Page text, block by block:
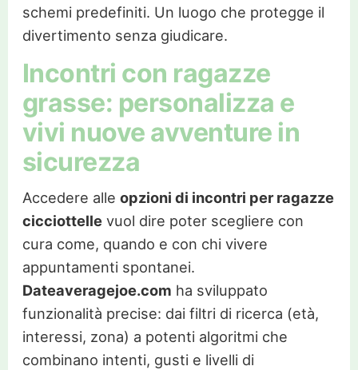
schemi predefiniti. Un luogo che protegge il
divertimento senza giudicare.
Incontri con ragazze
grasse: personalizza e
vivi nuove avventure in
sicurezza
Accedere alle opzioni di incontri per ragazze
cicciottellevuol dire poter scegliere con
cura come, quando e con chi vivere
appuntamenti spontanei.
Dateaveragejoe.com ha sviluppato
funzionalità precise: dai filtri di ricerca (età,
interessi, zona) a potenti algoritmi che
combinano intenti, gusti e livelli di